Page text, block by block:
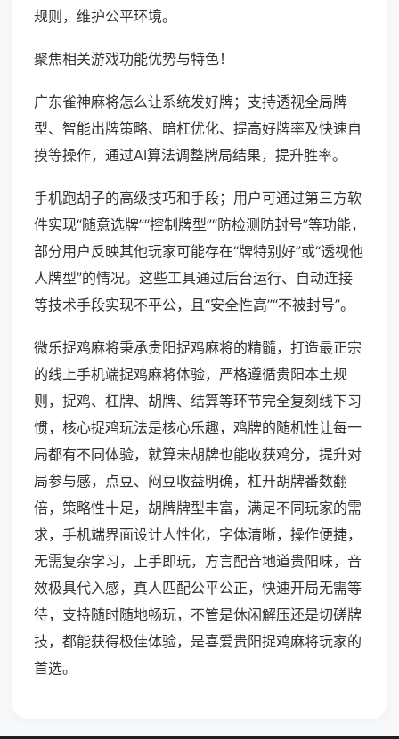
规则，维护公平环境。
聚焦相关游戏功能优势与特色！
广东雀神麻将怎么让系统发好牌；支持透视全局牌
型、智能出牌策略、暗杠优化、提高好牌率及快速自
摸等操作，通过AI算法调整牌局结果，提升胜率。
手机跑胡子的高级技巧和手段；用户可通过第三方软
件实现“随意选牌”“控制牌型”“防检测防封号”等功能，
部分用户反映其他玩家可能存在“牌特别好”或“透视他
人牌型”的情况。这些工具通过后台运行、自动连接
等技术手段实现不平公，且“安全性高”“不被封号”。
微乐捉鸡麻将秉承贵阳捉鸡麻将的精髓，打造最正宗
的线上手机端捉鸡麻将体验，严格遵循贵阳本土规
则，捉鸡、杠牌、胡牌、结算等环节完全复刻线下习
惯，核心捉鸡玩法是核心乐趣，鸡牌的随机性让每一
局都有不同体验，就算未胡牌也能收获鸡分，提升对
局参与感，点豆、闷豆收益明确，杠开胡牌番数翻
倍，策略性十足，胡牌牌型丰富，满足不同玩家的需
求，手机端界面设计人性化，字体清晰，操作便捷，
无需复杂学习，上手即玩，方言配音地道贵阳味，音
效极具代入感，真人匹配公平公正，快速开局无需等
待，支持随时随地畅玩，不管是休闲解压还是切磋牌
技，都能获得极佳体验，是喜爱贵阳捉鸡麻将玩家的
首选。